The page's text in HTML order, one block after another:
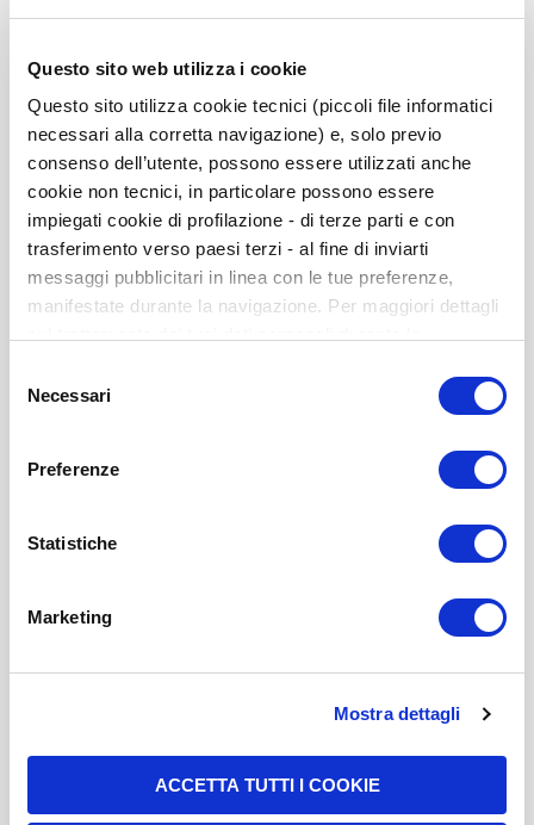
Questo sito web utilizza i cookie
Questo sito utilizza cookie tecnici (piccoli file informatici
necessari alla corretta navigazione) e, solo previo
consenso dell’utente, possono essere utilizzati anche
cookie non tecnici, in particolare possono essere
impiegati cookie di profilazione - di terze parti e con
trasferimento verso paesi terzi - al fine di inviarti
messaggi pubblicitari in linea con le tue preferenze,
manifestate durante la navigazione. Per maggiori dettagli
cookie, ti invitiamo a prendere visione dell’
informativa
. Chiudendo il banner tramite la “X” prosegui la
navigazione senza alcuna profilazione. Selezionando
“Accetta tutti i cookie” presti il tuo consenso alla
pagina dedicati ai cookie
delNecessari
Preferenze
Statistiche
Marketing
Mostra dettagli
ACCETTA TUTTI I COOKIE
CRAE-P. Uso de autoaplicación y corrección (10-
100 usos)
La cantidad mínima inicial de usos será de 10, ya que con
menos de 10 alumnos/as no se
ISBN: 978-84-9727-746-4
5,00 US$
-